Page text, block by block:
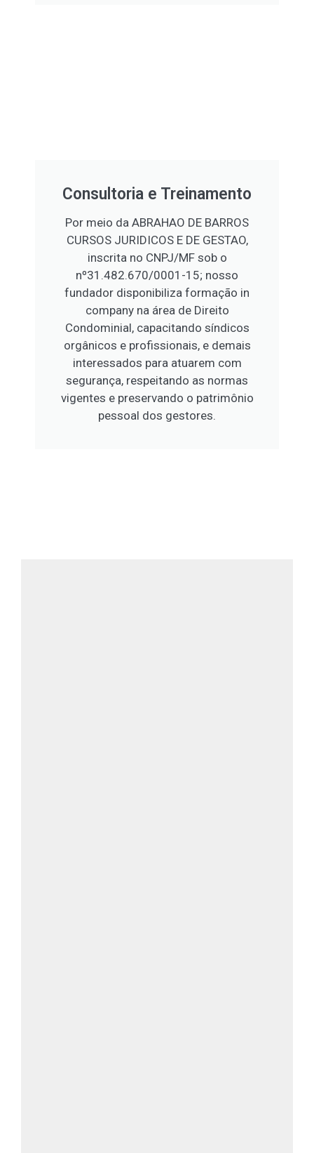
Consultoria e Treinamento
Por meio da ABRAHAO DE BARROS
CURSOS JURIDICOS E DE GESTAO,
inscrita no CNPJ/MF sob o
nº31.482.670/0001-15; nosso
fundador disponibiliza formação in
company na área de Direito
Condominial, capacitando síndicos
orgânicos e profissionais, e demais
interessados para atuarem com
segurança, respeitando as normas
vigentes e preservando o patrimônio
pessoal dos gestores.